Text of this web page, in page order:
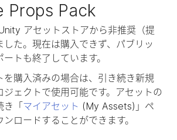
Props Pack
アセットストアから非推奨（提
た。現在は購入できず、パブリッ
トも終了しています。
を購入済みの場合は、引き続き新規
ジェクトで使用可能です。アセットの
き「 マイアセット (My Assets)」ペ
ロードすることができます。